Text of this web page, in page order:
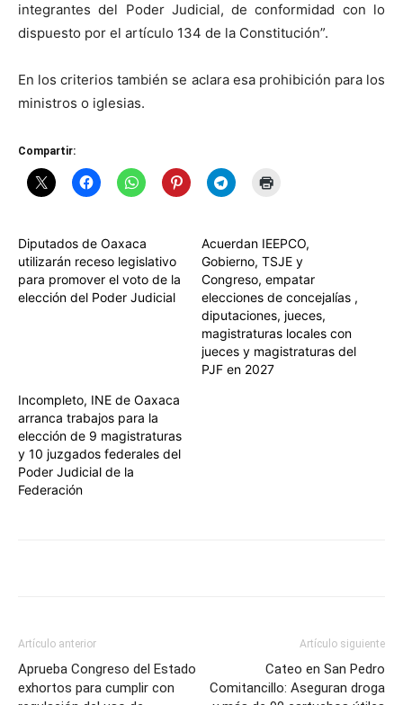
integrantes del Poder Judicial, de conformidad con lo
dispuesto por el artículo 134 de la Constitución”.
En los criterios también se aclara esa prohibición para los
ministros o iglesias.
Compartir:
Diputados de Oaxaca
utilizarán receso legislativo
para promover el voto de la
elección del Poder Judicial
Acuerdan IEEPCO,
Gobierno, TSJE y
Congreso, empatar
elecciones de concejalías ,
diputaciones, jueces,
magistraturas locales con
jueces y magistraturas del
PJF en 2027
Incompleto, INE de Oaxaca
arranca trabajos para la
elección de 9 magistraturas
y 10 juzgados federales del
Poder Judicial de la
Federación
Artículo anterior
Aprueba Congreso del Estado
exhortos para cumplir con
Artículo siguiente
Cateo en San Pedro
Comitancillo: Aseguran droga